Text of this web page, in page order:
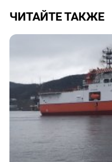
ЧИТАЙТЕ ТАКЖЕ